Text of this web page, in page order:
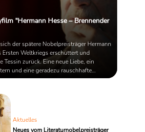
"Hermann Hesse – Brennender
der spätere Nobelpreisträger Hermann
Ersten Weltkriegs erschüttert und
Tessin zurück. Eine neue Liebe, ein
und eine geradezu rauschhafte
das erste Jahr in dem neuen Domizil zur
schrieb. Innerhalb weniger Wochen
auch die Erzählung "Klingsors letzter
Aktuelles
Neues vom Literaturnobelpreisträger